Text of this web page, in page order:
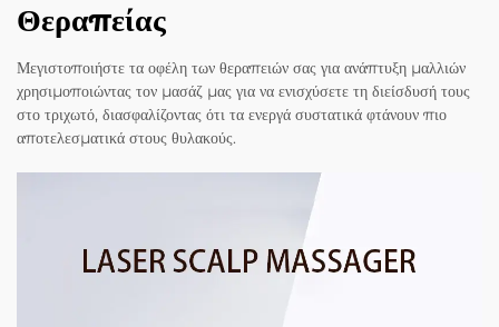
Θεραπείας
Μεγιστοποιήστε τα οφέλη των θεραπειών σας για ανάπτυξη μαλλιών
χρησιμοποιώντας τον μασάζ μας για να ενισχύσετε τη διείσδυσή τους
στο τριχωτό, διασφαλίζοντας ότι τα ενεργά συστατικά φτάνουν πιο
αποτελεσματικά στους θυλακούς.